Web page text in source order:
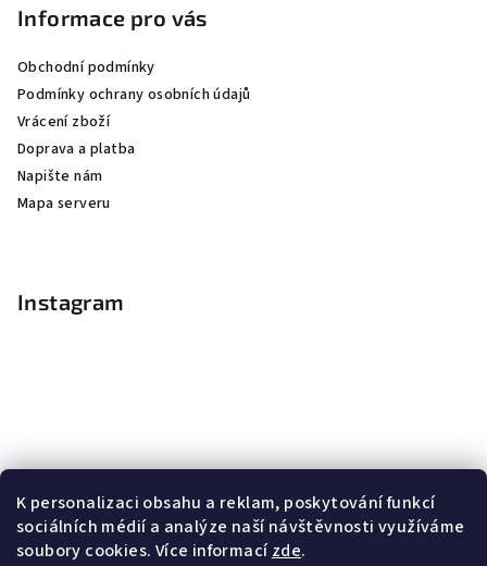
K personalizaci obsahu a reklam, poskytování funkcí
sociálních médií a analýze naší návštěvnosti využíváme
soubory cookies. Více informacízde.
Informace pro vás
Obchodní podmínky
Podmínky ochrany osobních údajů
Vrácení zboží
Doprava a platba
Napište nám
Mapa serveru
Instagram